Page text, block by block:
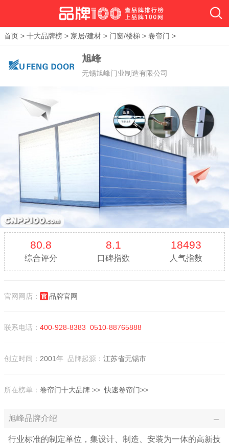
首页 > 十大品牌榜 > 家居/建材 > 门窗/楼梯 > 卷帘门 >
旭峰
无锡旭峰门业制造有限公司
80.8
综合评分
8.1
口碑指数
18493
人气指数
官网网店： 品牌官网
联系电话： 400-928-8383 0510-88765888
创立时间： 2001年 品牌起源： 江苏省无锡市
所在榜单： 卷帘门十大品牌 >> 快速卷帘门>>
旭峰品牌介绍
行业标准的制定单位，集设计、制造、安装为一体的高新技